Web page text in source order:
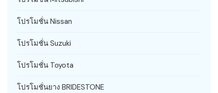
โปรโมชั่น Nissan
โปรโมชั่น Suzuki
โปรโมชั่น Toyota
โปรโมชั่นยาง BRIDESTONE